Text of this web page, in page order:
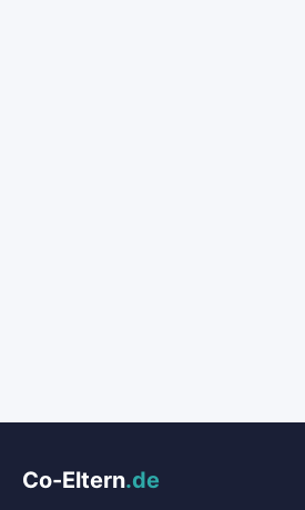
Co-Eltern.de